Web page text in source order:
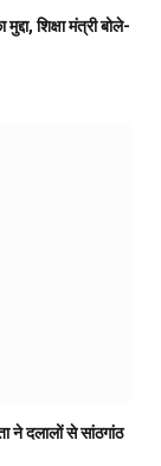
शिक्षा मंत्री बोले-
ने दलालों से सांठगांठ